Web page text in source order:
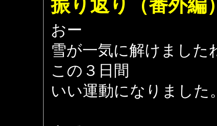
振り返り（番外編
おー
雪が一気に解けました
この３日間
いい運動になりました